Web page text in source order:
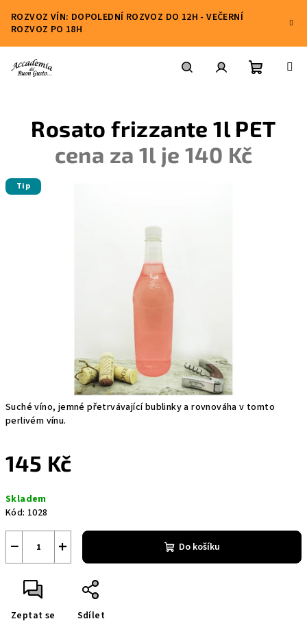
obsah
ROZVOZ VÍN: DOPOLEDNÍ ROZVOZ DO 12H - VEČERNÍ
ROZVOZ PO 18H
košík
Suché víno, jemné přetrvávající bublinky a rovnováha v tomto
perlivém vínu.
145 Kč
cena:
Skladem
Kód: 1028
+
− Do košíku
Zeptat se Sdílet
Rosato frizzante 1l PET
cena za 1l je 140 Kč
Tip